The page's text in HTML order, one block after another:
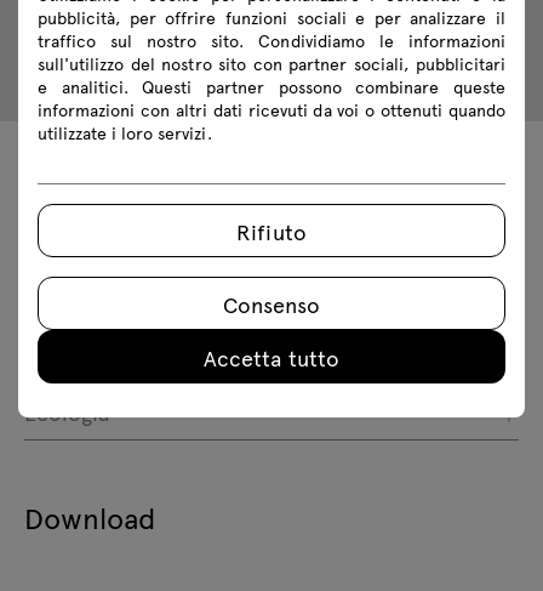
Dati tecnici
Ecologia
Download
pubblicità, per offrire funzioni sociali e per analizzare il
traffico sul nostro sito. Condividiamo le informazioni
sull'utilizzo del nostro sito con partner sociali, pubblicitari
e analitici. Questi partner possono combinare queste
informazioni con altri dati ricevuti da voi o ottenuti quando
utilizzate i loro servizi.
Rifiuto
Consenso
Accetta tutto